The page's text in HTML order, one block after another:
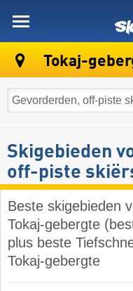
Tokaj-
Skigebieden
off-piste
Beste skigebieden
Tokaj-gebergte
plus beste
Tokaj-gebergte